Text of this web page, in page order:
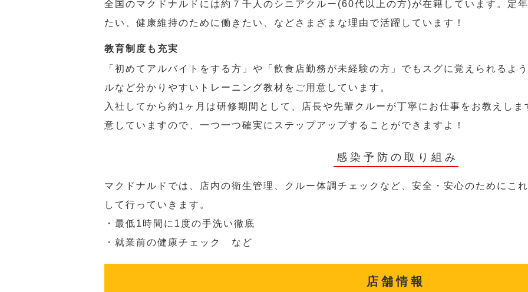
全国のマクドナルドには約７千人のシニアクルー(60代以上の方)が在籍しています。定
たい、健康維持のために働きたい、などさまざまな理由で活躍しています！
教育制度も充実
「初めてアルバイトをする方」や「飲食店勤務が未経験の方」でもスグに覚えられるよ
ルなど分かりやすいトレーニング教材をご用意しています。
入社してから約1ヶ月は研修期間として、店長や先輩クルーが丁寧にお仕事をお教えし
意していますので、一つ一つ確実にステップアップすることができますよ！
感染予防の取り組み
マクドナルドでは、店内の衛生管理、クルー体調チェックなど、安全・安心のためにこ
して行っていきます。
・最低1時間に1度の手洗い徹底
・就業前の健康チェック など
店舗情報